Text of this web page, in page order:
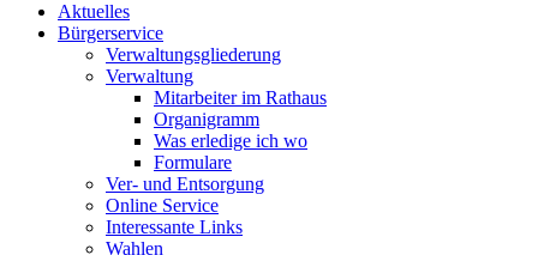
Aktuelles
Bürgerservice
Verwaltungsgliederung
Verwaltung
Mitarbeiter im Rathaus
Organigramm
Was erledige ich wo
Formulare
Ver- und Entsorgung
Online Service
Interessante Links
Wahlen